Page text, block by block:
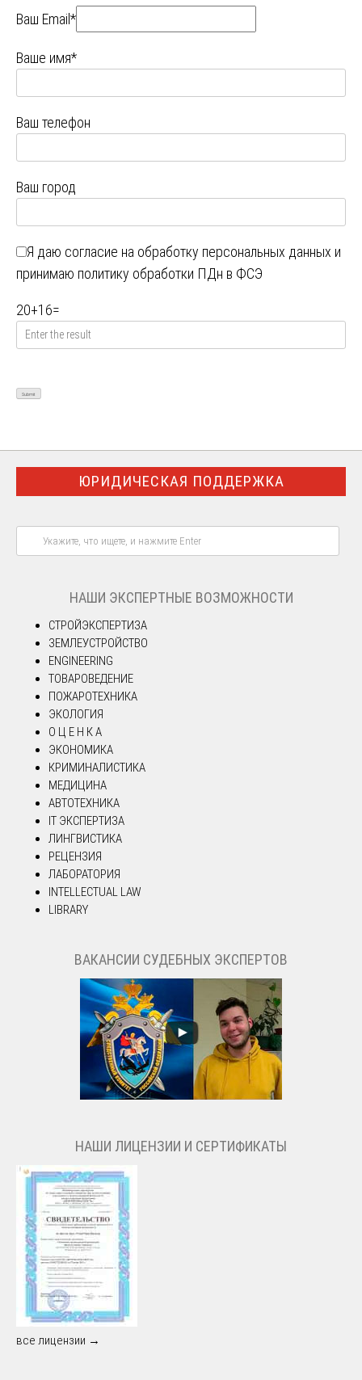
Ваш Email*
Ваше имя*
Ваш телефон
Ваш город
Я даю согласие на обработку персональных данных и
принимаю политику обработки ПДн в ФСЭ
20+16=
ЮРИДИЧЕСКАЯ ПОДДЕРЖКА
НАШИ ЭКСПЕРТНЫЕ ВОЗМОЖНОСТИ
СТРОЙЭКСПЕРТИЗА
ЗЕМЛЕУСТРОЙСТВО
ENGINEERING
ТОВАРОВЕДЕНИЕ
ПОЖАРОТЕХНИКА
ЭКОЛОГИЯ
О Ц Е Н К А
ЭКОНОМИКА
КРИМИНАЛИСТИКА
МЕДИЦИНА
АВТОТЕХНИКА
IT ЭКСПЕРТИЗА
ЛИНГВИСТИКА
РЕЦЕНЗИЯ
ЛАБОРАТОРИЯ
INTELLECTUAL LAW
LIBRARY
ВАКАНСИИ СУДЕБНЫХ ЭКСПЕРТОВ
НАШИ ЛИЦЕНЗИИ И СЕРТИФИКАТЫ
все лицензии →